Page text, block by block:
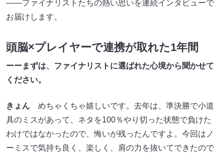
――ファイナリストたちの熱い思いを連続インタビューで
お届けします。
頭脳×プレイヤーで連携が取れた1年間
ーーまずは、ファイナリストに選ばれた心境から聞かせて
ください。
きょん めちゃくちゃ嬉しいです。去年は、準決勝で小道
具のミスがあって、ネタを100％やり切った状態で負けた
わけではなかったので、悔いが残ったんですよ。今回はノ
ーミスで気持ち良く、楽しく、肩の力を抜いてできたので